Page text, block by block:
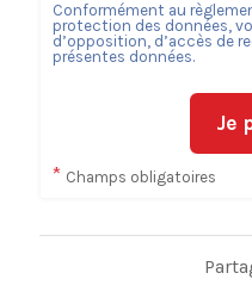
Conformément au
protection des données,
d’opposition, d’accès de
présentes données.
Je
* Champs obligatoires